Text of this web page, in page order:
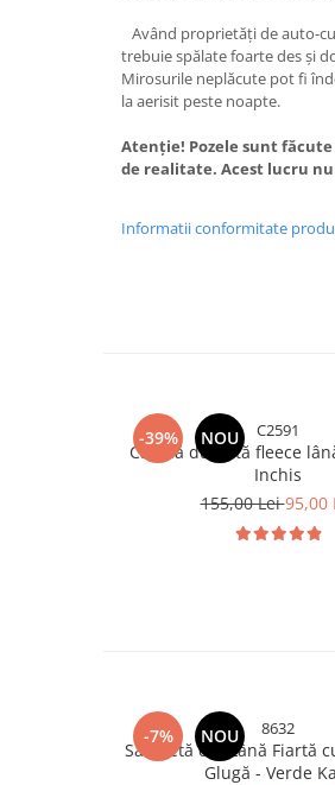
Având proprietăți de auto-
trebuie spălate foarte des și
Mirosurile neplăcute pot fi
la aerisit peste noapte.
Atenție! Pozele sunt
de realitate. Acest lucru
Informatii conformitate
-39% NOU C2591
Cagulă dublată fleece
Inchis
155,00 Lei95,00
-7% NOU 8632
Salopetă din Lână Fiartă
Glugă - Verde